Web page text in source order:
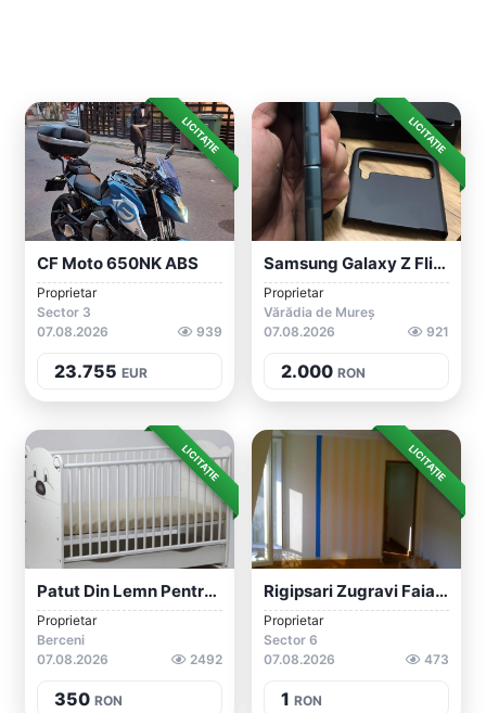
LICITAȚIE
CF Moto 650NK ABS
Proprietar
Sector 3
07.08.2026
939
23.755 EUR
LICITAȚIE
Samsung Galaxy Z Flip3 5G
Proprietar
Vărădia de Mureș
07.08.2026
921
2.000 RON
LICITAȚIE
Patut Din Lemn Pentru Copii Cu Saltea 12...
Proprietar
Berceni
07.08.2026
2492
350 RON
LICITAȚIE
Rigipsari Zugravi Faiantari Parchetari
Proprietar
Sector 6
07.08.2026
473
1 RON